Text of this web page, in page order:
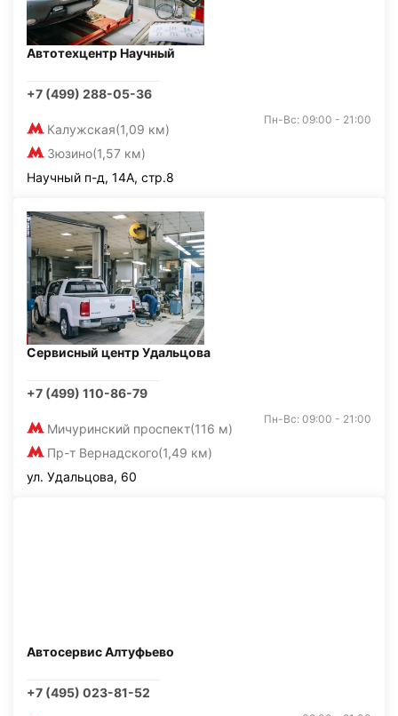
Автотехцентр Научный
+7 (499) 288-05-36
Калужская(1,09 км)
Зюзино(1,57 км)
Пн-Вс: 09:00 - 21:00
Научный п-д, 14А, стр.8
Сервисный центр Удальцова
+7 (499) 110-86-79
Мичуринский проспект(116 м)
Пр-т Вернадского(1,49 км)
Пн-Вс: 09:00 - 21:00
ул. Удальцова, 60
Автосервис Алтуфьево
+7 (495) 023-81-52